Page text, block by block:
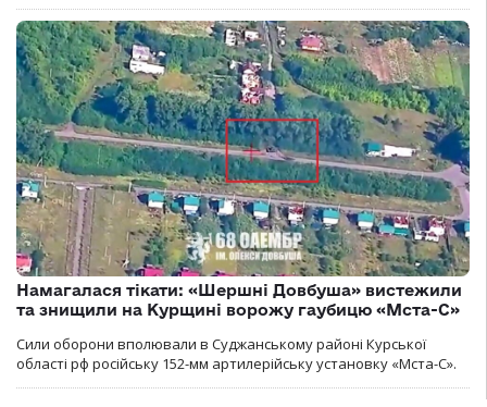
Намагалася тікати: «Шершні Довбуша» вистежили
та знищили на Курщині ворожу гаубицю «Мста-С»
Сили оборони вполювали в Суджанському районі Курської
області рф російську 152-мм артилерійську установку «Мста-С».